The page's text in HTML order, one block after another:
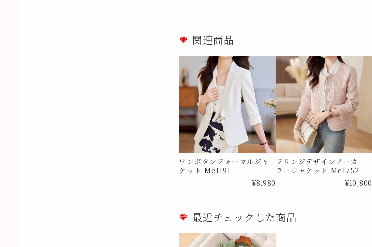
関連商品
ワンボタンフォーマルジャ
ケット Me1191
¥8,980
フリンジデザインノーカ
ラージャケット Me1752
¥10,800
最近チェックした商品